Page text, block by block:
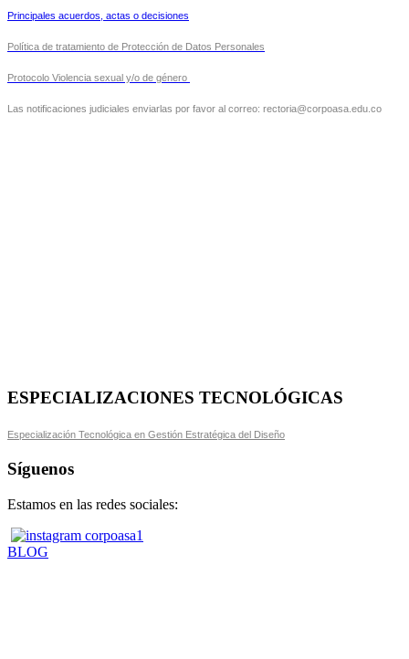
Principales acuerdos, actas o decisiones
Política de tratamiento de Protección de Datos Personales
Protocolo Violencia sexual y/o de género
Las notificaciones judiciales enviarlas por favor al correo: rectoria@corpoasa.edu.co
ESPECIALIZACIONES TECNOLÓGICAS
Especialización Tecnológica en Gestión Estratégica del Diseño
Síguenos
Estamos en las redes sociales:
BLOG